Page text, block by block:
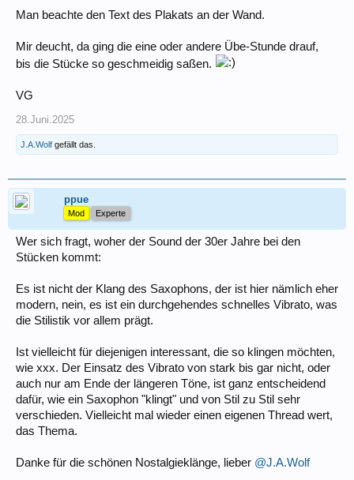
Man beachte den Text des Plakats an der Wand.
Mir deucht, da ging die eine oder andere Übe-Stunde drauf,
bis die Stücke so geschmeidig saßen.
VG
28.Juni.2025
J.A.Wolf gefällt das.
ppue
Mod Experte
Wer sich fragt, woher der Sound der 30er Jahre bei den
Stücken kommt:
Es ist nicht der Klang des Saxophons, der ist hier nämlich eher
modern, nein, es ist ein durchgehendes schnelles Vibrato, was
die Stilistik vor allem prägt.
Ist vielleicht für diejenigen interessant, die so klingen möchten,
wie xxx. Der Einsatz des Vibrato von stark bis gar nicht, oder
auch nur am Ende der längeren Töne, ist ganz entscheidend
dafür, wie ein Saxophon "klingt" und von Stil zu Stil sehr
verschieden. Vielleicht mal wieder einen eigenen Thread wert,
das Thema.
Danke für die schönen Nostalgieklänge, lieber @J.A.Wolf